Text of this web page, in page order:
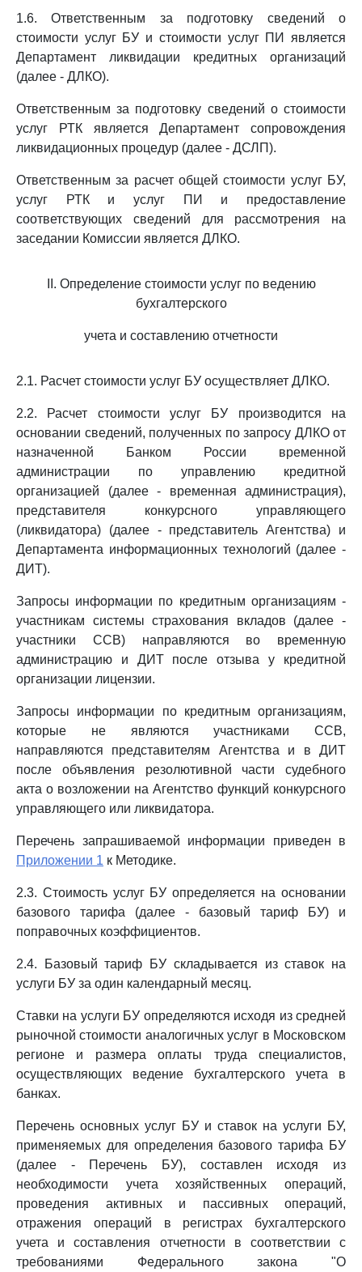
1.6. Ответственным за подготовку сведений о
стоимости услуг БУ и стоимости услуг ПИ является
Департамент ликвидации кредитных организаций
(далее - ДЛКО).
Ответственным за подготовку сведений о стоимости
услуг РТК является Департамент сопровождения
ликвидационных процедур (далее - ДСЛП).
Ответственным за расчет общей стоимости услуг БУ,
услуг РТК и услуг ПИ и предоставление
соответствующих сведений для рассмотрения на
заседании Комиссии является ДЛКО.
II. Определение стоимости услуг по ведению
бухгалтерского
учета и составлению отчетности
2.1. Расчет стоимости услуг БУ осуществляет ДЛКО.
2.2. Расчет стоимости услуг БУ производится на
основании сведений, полученных по запросу ДЛКО от
назначенной Банком России временной
администрации по управлению кредитной
организацией (далее - временная администрация),
представителя конкурсного управляющего
(ликвидатора) (далее - представитель Агентства) и
Департамента информационных технологий (далее -
ДИТ).
Запросы информации по кредитным организациям -
участникам системы страхования вкладов (далее -
участники ССВ) направляются во временную
администрацию и ДИТ после отзыва у кредитной
организации лицензии.
Запросы информации по кредитным организациям,
которые не являются участниками ССВ,
направляются представителям Агентства и в ДИТ
после объявления резолютивной части судебного
акта о возложении на Агентство функций конкурсного
управляющего или ликвидатора.
Перечень запрашиваемой информации приведен в
Приложении 1 к Методике.
2.3. Стоимость услуг БУ определяется на основании
базового тарифа (далее - базовый тариф БУ) и
поправочных коэффициентов.
2.4. Базовый тариф БУ складывается из ставок на
услуги БУ за один календарный месяц.
Ставки на услуги БУ определяются исходя из средней
рыночной стоимости аналогичных услуг в Московском
регионе и размера оплаты труда специалистов,
осуществляющих ведение бухгалтерского учета в
банках.
Перечень основных услуг БУ и ставок на услуги БУ,
применяемых для определения базового тарифа БУ
(далее - Перечень БУ), составлен исходя из
необходимости учета хозяйственных операций,
проведения активных и пассивных операций,
отражения операций в регистрах бухгалтерского
учета и составления отчетности в соответствии с
требованиями Федерального закона "О